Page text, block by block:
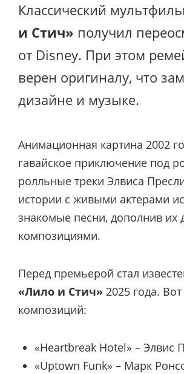
Классический
и Стич» получил
от Disney. При этом
верен оригиналу, что
дизайне и музыке.
Анимационная картина 2002
гавайское приключение под
ролльные треки Элвиса
истории с живыми актерами
знакомые песни, дополнив их
композициями.
Перед премьерой стал
«Лило и Стич» 2025 года.
композиций:
«Heartbreak Hotel» – Элвис
«Uptown Funk» – Марк